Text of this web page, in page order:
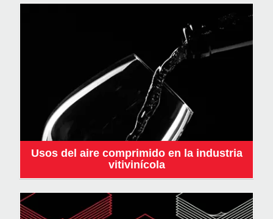
Usos del aire comprimido en la industria
vitivinícola